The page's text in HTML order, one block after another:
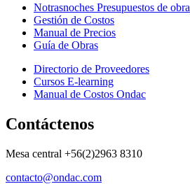
Notrasnoches Presupuestos de obra
Gestión de Costos
Manual de Precios
Guía de Obras
Directorio de Proveedores
Cursos E-learning
Manual de Costos Ondac
Contáctenos
Mesa central +56(2)2963 8310
contacto@ondac.com